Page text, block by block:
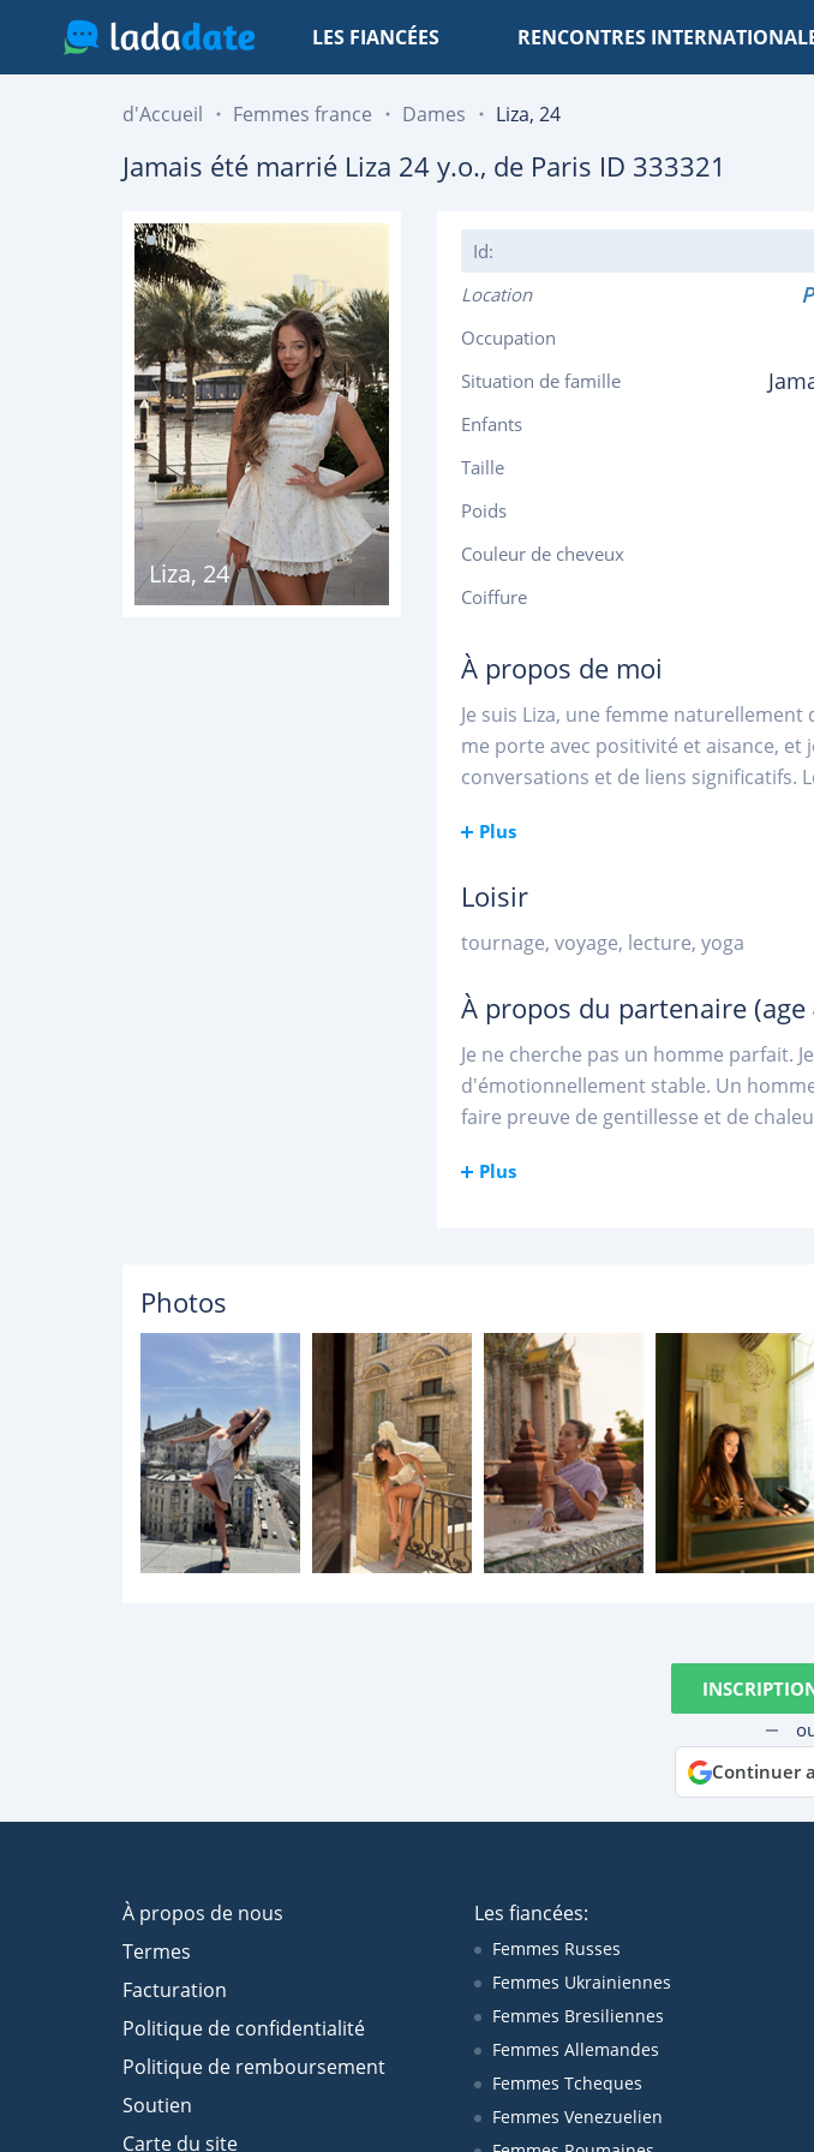
LES FIANCÉES RENCONTRES
d'Accueil Femmes france Dames Liza, 24
Jamais été marrié Liza 24 y.o., de Paris ID 333321
Liza, 24
Id:
Location
Occupation
Situation de famille
Enfants
Taille
Poids
Couleur de cheveux
Coiffure
À propos de moi
Je suis Liza, une femme
me porte avec positivité et aisance,
conversations et de liens significatifs.
Plus
Loisir
tournage, voyage, lecture, yoga
À propos du partenaire
Je ne cherche pas un homme parfait.
d'émotionnellement stable. Un
faire preuve de gentillesse et de
Plus
Photos
Continuer
À propos de nous
Termes
Facturation
Politique de confidentialité
Politique de remboursement
Soutien
Carte du site
Les fiancées:
Femmes Russes
Femmes Ukrainiennes
Femmes Bresiliennes
Femmes Allemandes
Femmes Tcheques
Femmes Venezuelien